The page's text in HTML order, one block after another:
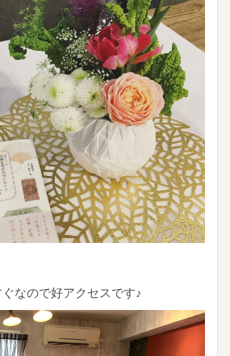
なので好アクセスです♪